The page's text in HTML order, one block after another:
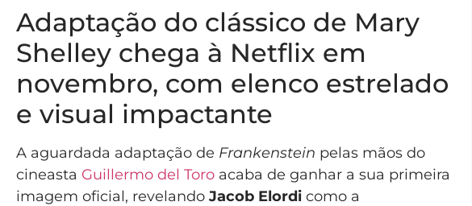
Adaptação do clássico de Mary
Shelley chega à Netflix em
novembro, com elenco estrelado
e visual impactante
A aguardada adaptação de Frankenstein pelas mãos do
cineasta Guillermo del Toro acaba de ganhar a sua primeira
imagem oficial, revelando Jacob Elordi como a